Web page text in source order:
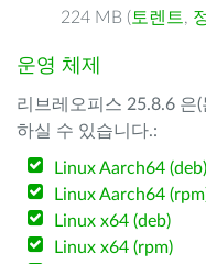
224 MB ( 토렌트,
운영 체제
리브레오피스 25.8.6 은
하실 수 있습니다.:
Linux Aarch64 (deb)
Linux Aarch64
Linux x64 (deb)
Linux x64 (rpm)